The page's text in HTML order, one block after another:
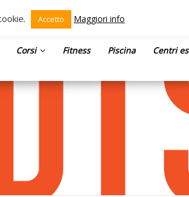
Corsi Fitness Piscina Centri
Accetto Maggiori info